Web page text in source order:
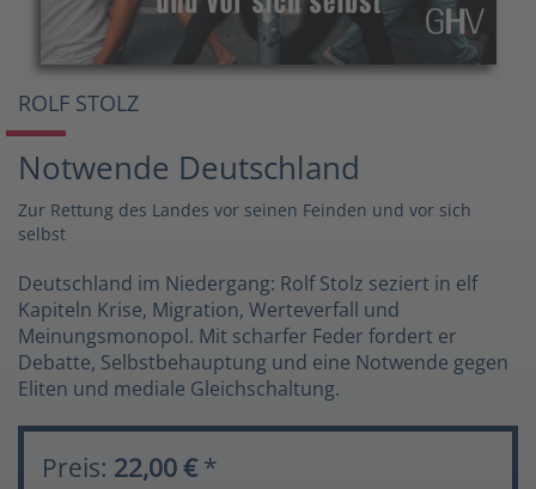
ROLF STOLZ
Notwende Deutschland
Zur Rettung des Landes vor seinen Feinden und vor sich
selbst
Deutschland im Niedergang: Rolf Stolz seziert in elf
Kapiteln Krise, Migration, Werteverfall und
Meinungsmonopol. Mit scharfer Feder fordert er
Debatte, Selbstbehauptung und eine Notwende gegen
Eliten und mediale Gleichschaltung.
Preis: 22,00 € *